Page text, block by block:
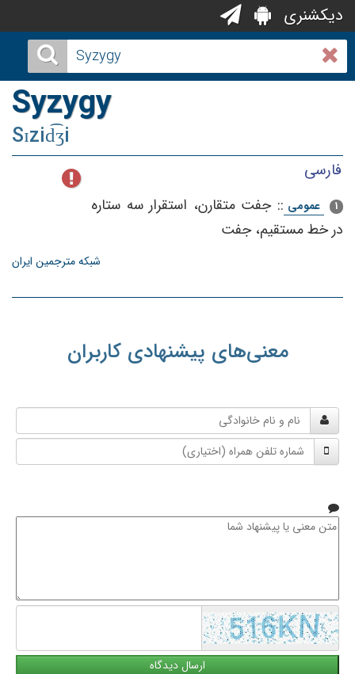
دیکشنری
Syzygy
Sɪzid͡ʒi
فارسی
1 عمومی ::جفت‌ متقارن‌، استقرار سه‌ ستاره‌
در خط‌ مستقیم‌، جفت‌
شبکه مترجمین ایران
معنی‌های پیشنهادی کاربران
و
نام
خانوادگی
شماره
تلفن
متن